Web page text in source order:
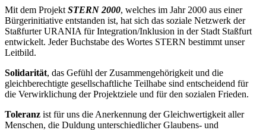
Mit dem Projekt STERN 2000, welches im Jahr 2000 aus einer
Bürgerinitiative entstanden ist, hat sich das soziale Netzwerk der
Staßfurter URANIA für Integration/Inklusion in der Stadt Staßfurt
entwickelt. Jeder Buchstabe des Wortes STERN bestimmt unser
Leitbild.
Solidarität, das Gefühl der Zusammengehörigkeit und die
gleichberechtigte gesellschaftliche Teilhabe sind entscheidend für
die Verwirklichung der Projektziele und für den sozialen Frieden.
Toleranz ist für uns die Anerkennung der Gleichwertigkeit aller
Menschen, die Duldung unterschiedlicher Glaubens- und